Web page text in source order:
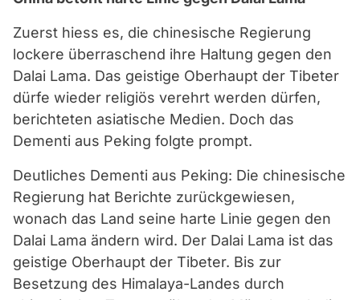
Zuerst hiess es, die chinesische Regierung
lockere überraschend ihre Haltung gegen den
Dalai Lama. Das geistige Oberhaupt der Tibeter
dürfe wieder religiös verehrt werden dürfen,
berichteten asiatische Medien. Doch das
Dementi aus Peking folgte prompt.
Deutliches Dementi aus Peking: Die chinesische
Regierung hat Berichte zurückgewiesen,
wonach das Land seine harte Linie gegen den
Dalai Lama ändern wird. Der Dalai Lama ist das
geistige Oberhaupt der Tibeter. Bis zur
Besetzung des Himalaya-Landes durch